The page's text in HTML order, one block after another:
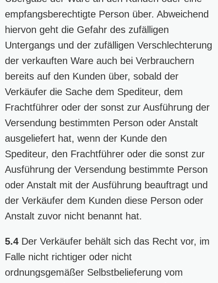
empfangsberechtigte Person über. Abweichend
hiervon geht die Gefahr des zufälligen
Untergangs und der zufälligen Verschlechterung
der verkauften Ware auch bei Verbrauchern
bereits auf den Kunden über, sobald der
Verkäufer die Sache dem Spediteur, dem
Frachtführer oder der sonst zur Ausführung der
Versendung bestimmten Person oder Anstalt
ausgeliefert hat, wenn der Kunde den
Spediteur, den Frachtführer oder die sonst zur
Ausführung der Versendung bestimmte Person
oder Anstalt mit der Ausführung beauftragt und
der Verkäufer dem Kunden diese Person oder
Anstalt zuvor nicht benannt hat.
5.4 Der Verkäufer behält sich das Recht vor, im
Falle nicht richtiger oder nicht
ordnungsgemäßer Selbstbelieferung vom